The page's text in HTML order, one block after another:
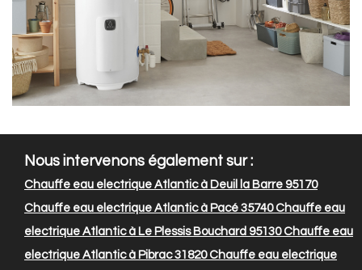
Nous intervenons également sur :
Chauffe eau electrique Atlantic à Deuil la Barre 95170
Chauffe eau electrique Atlantic à Pacé 35740Chauffe eau
electrique Atlantic à Le Plessis Bouchard 95130Chauffe eau
electrique Atlantic à Pibrac 31820Chauffe eau electrique